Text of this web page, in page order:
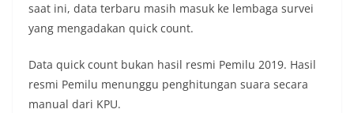
saat ini, data terbaru masih masuk ke lembaga survei
yang mengadakan quick count.
Data quick count bukan hasil resmi Pemilu 2019. Hasil
resmi Pemilu menunggu penghitungan suara secara
manual dari KPU.